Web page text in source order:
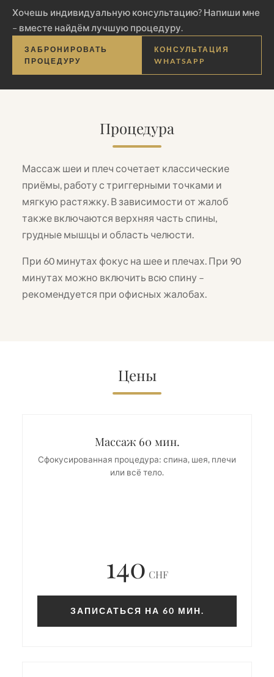
Хочешь индивидуальную консультацию? Напиши мне
– вместе найдём лучшую процедуру.
ЗАБРОНИРОВАТЬ
ПРОЦЕДУРУ
КОНСУЛЬТАЦИЯ
WHATSAPP
Процедура
Массаж шеи и плеч сочетает классические
приёмы, работу с триггерными точками и
мягкую растяжку. В зависимости от жалоб
также включаются верхняя часть спины,
грудные мышцы и область челюсти.
При 60 минутах фокус на шее и плечах. При 90
минутах можно включить всю спину –
рекомендуется при офисных жалобах.
Цены
Массаж 60 мин.
Сфокусированная процедура: спина, шея, плечи
или всё тело.
140 CHF
ЗАПИСАТЬСЯ НА 60 МИН.